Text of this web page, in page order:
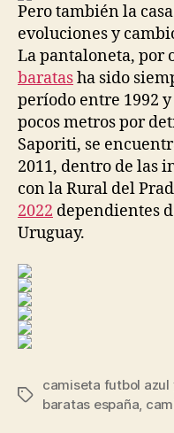
Pero también la
evoluciones y
La pantaloneta, por
baratasha sido
período entre 1992
pocos metros por
Saporiti, se
2011, dentro de las
con la Rural del
2022 dependientes
Uruguay.
Etiquetas
camiseta futbol azul
baratas españa,